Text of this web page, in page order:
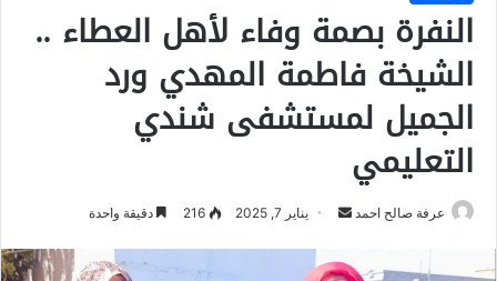
النفرة بصمة وفاء لأهل العطاء ..
الشيخة فاطمة المهدي ورد
الجميل لمستشفى شندي
التعليمي
عرفة صالح احمد
س
يناير 7, 2025 216 دقيقة واحدة